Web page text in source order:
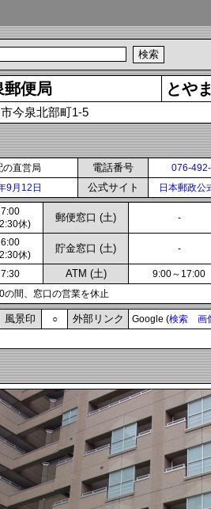
郵便局 とや
今泉北部町1-5
の直営局 電話番号 076-
9月12日 公式サイト 日本郵政公
休)
郵便窓口 (土) -
休)
貯金窓口 (土) -
ATM (土) 9:00～17:00
の間、窓口の営業を休止
風景印 ○ 外部リンク Google (検索 画